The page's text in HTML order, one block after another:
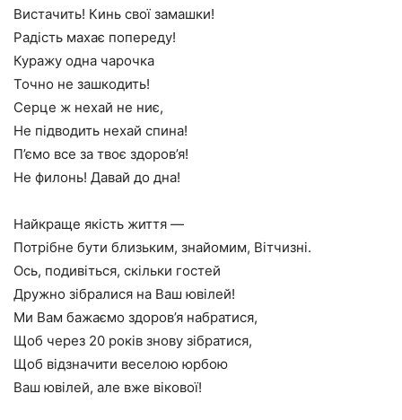
Вистачить! Кинь свої замашки!
Радість махає попереду!
Куражу одна чарочка
Точно не зашкодить!
Серце ж нехай не ниє,
Не підводить нехай спина!
П’ємо все за твоє здоров’я!
Не филонь! Давай до дна!
Найкраще якість життя —
Потрібне бути близьким, знайомим, Вітчизні.
Ось, подивіться, скільки гостей
Дружно зібралися на Ваш ювілей!
Ми Вам бажаємо здоров’я набратися,
Щоб через 20 років знову зібратися,
Щоб відзначити веселою юрбою
Ваш ювілей, але вже вікової!